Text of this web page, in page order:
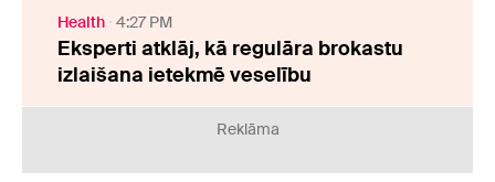
Health 4:27 PM
Eksperti atklāj, kā regulāra brokastu
izlaišana ietekmē veselību
Reklāma